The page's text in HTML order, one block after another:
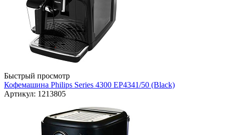
Быстрый просмотр
Кофемашина Philips Series 4300 EP4341/50 (Black)
Артикул: 1213805